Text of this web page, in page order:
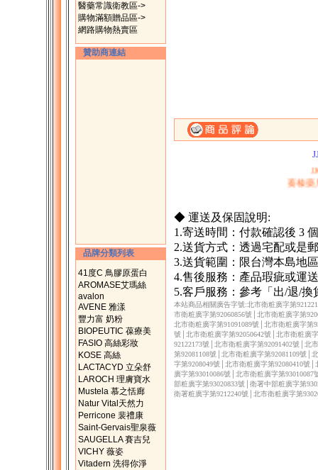
醫藥常識衛教區->
購物滿額贈品區->
網路購物熱賣區
贊助商連結
品牌分類列表
41度C 鳥膠原蛋白
AROMASE艾瑪絲
avalon
AVENE 雅漾
豐力富 奶粉
BIOPEUTIC 葆療美
FASIO 高絲彩妝
KOSE 高絲
LACTACYD 立朵舒
LAROCH 理膚寶水
Mustela 慕之恬廊
Natur Vital天然力
Perricone 裴禮康
Saint-Gervais聖泉薇
SAUGELLA 賽吉兒
VICHY 薇姿
Vitadern 洗得你淨
一、購滿1500元
二、購物滿2000
蓁榛藥
◆ 運送及保固說明:
1.寄送時間：付款確認後 3
2.送貨方式：透過宅配或是
3.送貨範圍：限台灣本島地
4.售後服務：產品瑕疵或運
5.客戶服務：參考「出/退/
本站商品相關廣告字號:北市衛粧廣字第
市衛粧廣字第92060856號│北市衛粧廣字第
北市衛粧廣字第91091089號│北市衛粧廣字第
號│北市衛粧廣字第92050642號│北市衛粧廣
92122173號│北市衛粧廣字第92091402號│北
第92081108號│北市衛粧廣字第92081109號│
字第9208049號│北市衛粧廣字第92080410號
廣字第93010086號│北市衛粧廣字第
部粧廣字第93020833號│衛署中部粧廣字第
衛署粧廣字第9212240號│北市衛粧廣字第